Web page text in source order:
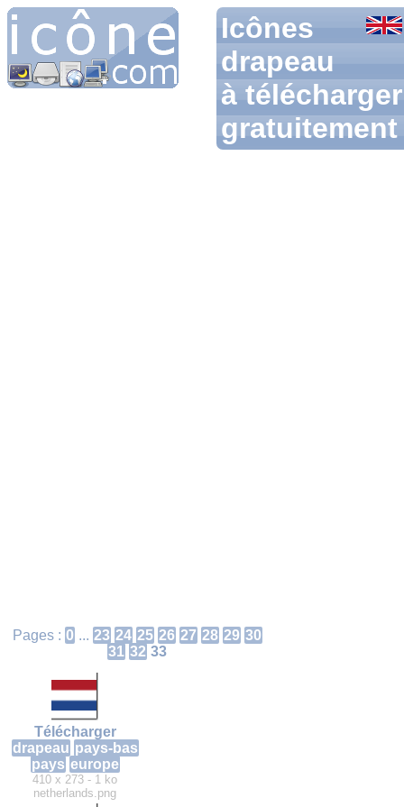
Icônes
drapeau
à télécharger
gratuitement
Pages : 0 ... 23 24 25 26 27 28 29 30
31 32 33
Télécharger
drapeau pays-bas
pays europe
410 x 273 - 1 ko
netherlands.png